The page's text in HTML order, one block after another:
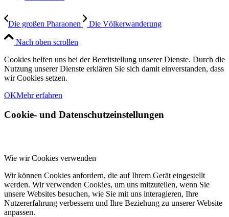
Die großen Pharaonen Die Völkerwanderung
Nach oben scrollen
Cookies helfen uns bei der Bereitstellung unserer Dienste. Durch die
Nutzung unserer Dienste erklären Sie sich damit einverstanden, dass
wir Cookies setzen.
OKMehr erfahren
Cookie- und Datenschutzeinstellungen
Wie wir Cookies verwenden
Wir können Cookies anfordern, die auf Ihrem Gerät eingestellt
werden. Wir verwenden Cookies, um uns mitzuteilen, wenn Sie
unsere Websites besuchen, wie Sie mit uns interagieren, Ihre
Nutzererfahrung verbessern und Ihre Beziehung zu unserer Website
anpassen.